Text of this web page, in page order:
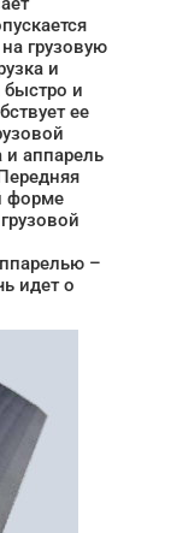
грузовую
и
быстро и
ее
аппарель
форме
–
идет о